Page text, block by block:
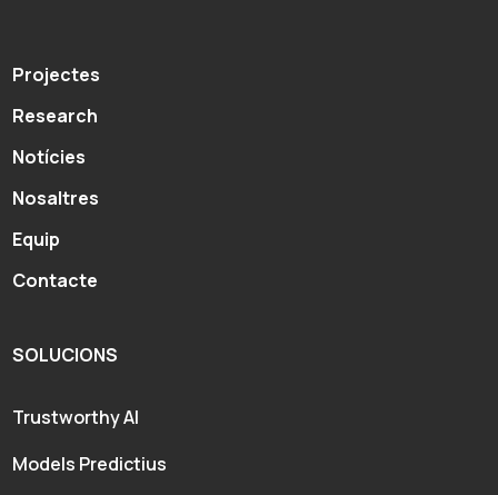
Projectes
Research
Notícies
Nosaltres
Equip
Contacte
SOLUCIONS
Trustworthy AI
Models Predictius